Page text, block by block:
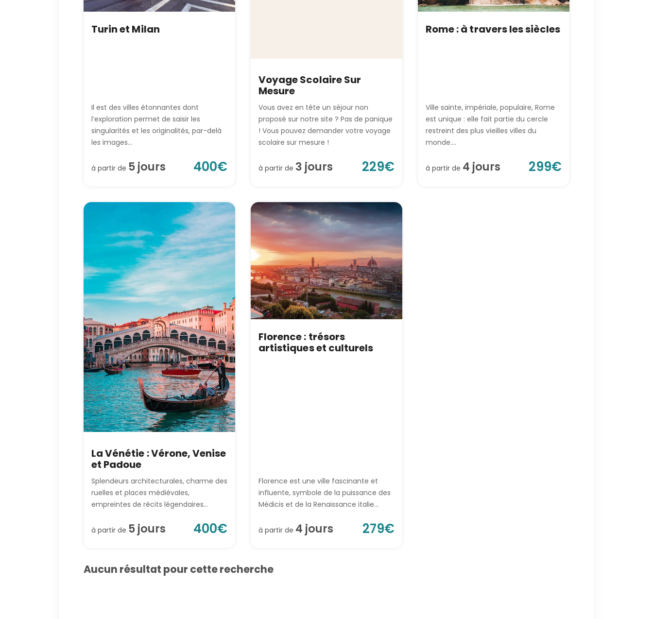
Turin et Milan
Il est des villes étonnantes dont
l’exploration permet de saisir les
singularités et les originalités, par-delà
les images...
à partir de 5jours 400€
Voyage Scolaire Sur
Mesure
Vous avez en tête un séjour non
proposé sur notre site ? Pas de panique
! Vous pouvez demander votre voyage
scolaire sur mesure !
à partir de 3 jours 229€
Rome : à travers les siècles
Ville sainte, impériale, populaire, Rome
est unique : elle fait partie du cercle
restreint des plus vieilles villes du
monde....
à partir de 4 jours 299€
La Vénétie : Vérone, Venise
et Padoue
Splendeurs architecturales, charme des
ruelles et places médiévales,
empreintes de récits légendaires...
à partir de 5jours 400€
Florence : trésors
artistiques et culturels
Florence est une ville fascinante et
influente, symbole de la puissance des
Médicis et de la Renaissance italie...
à partir de 4 jours 279€
Aucun résultat pour cette recherche